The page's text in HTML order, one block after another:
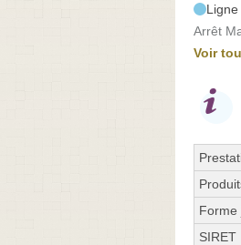
Arrêt
Voir
Forme
SIRET